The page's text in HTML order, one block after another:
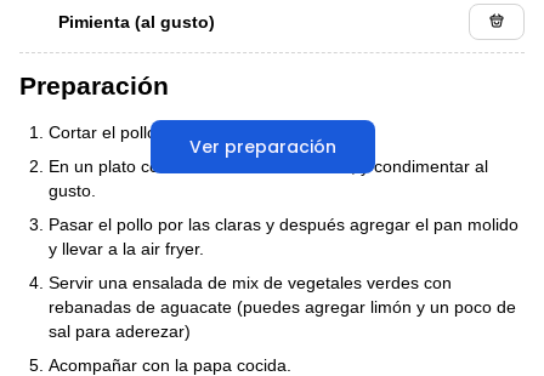
Pimienta (al gusto)
Ver preparación
Preparación
Cortar el pollo en fajitas.
En un plato colocar las claras de huevo, y condimentar al
gusto.
Pasar el pollo por las claras y después agregar el pan molido
y llevar a la air fryer.
Servir una ensalada de mix de vegetales verdes con
rebanadas de aguacate (puedes agregar limón y un poco de
sal para aderezar)
Acompañar con la papa cocida.